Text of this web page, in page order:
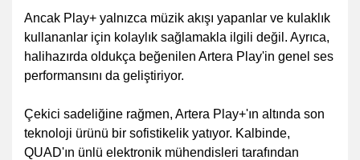
Ancak Play+ yalnızca müzik akışı yapanlar ve kulaklık
kullananlar için kolaylık sağlamakla ilgili değil. Ayrıca,
halihazırda oldukça beğenilen Artera Play'in genel ses
performansını da geliştiriyor.
Çekici sadeliğine rağmen, Artera Play+'ın altında son
teknoloji ürünü bir sofistikelik yatıyor. Kalbinde,
QUAD'ın ünlü elektronik mühendisleri tarafından